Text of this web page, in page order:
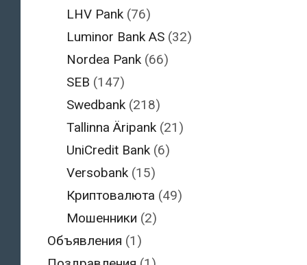
LHV Pank (76)
Luminor Bank AS (32)
Nordea Pank (66)
SEB (147)
Swedbank (218)
Tallinna Äripank (21)
UniCredit Bank (6)
Versobank (15)
Криптовалюта (49)
Мошенники (2)
Объявления (1)